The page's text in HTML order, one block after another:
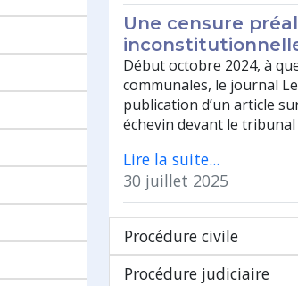
Une censure
Début octobre 2024, à
communales, le journal
publication d’un article
échevin devant le
Lire la suite...
30 juillet 2025
Procédure civile
Procédure judiciaire